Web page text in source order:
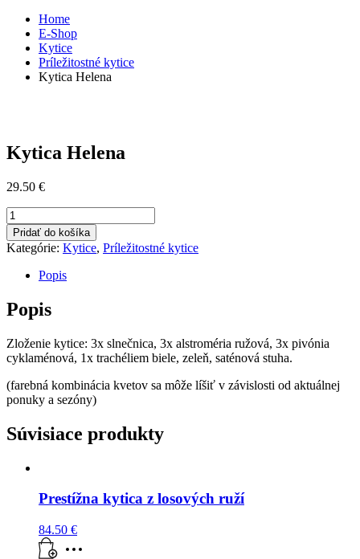
Home
E-Shop
Kytice
Príležitostné kytice
Kytica Helena
Kytica Helena
29.50 €
množstvo
Kytica
Helena
Pridať do košíka
Kategórie: Kytice, Príležitostné kytice
Popis
Popis
Zloženie kytice: 3x slnečnica, 3x alstroméria ružová, 3x pivónia
cyklaménová, 1x trachéliem biele, zeleň, saténová stuha.
(farebná kombinácia kvetov sa môže líšiť v závislosti od aktuálnej
ponuky a sezóny)
Súvisiace produkty
Prestížna kytica z losových ruží
84.50 €